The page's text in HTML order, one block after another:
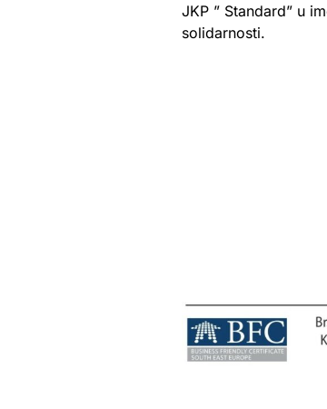
JKP ” Standard” u
solidarnosti.